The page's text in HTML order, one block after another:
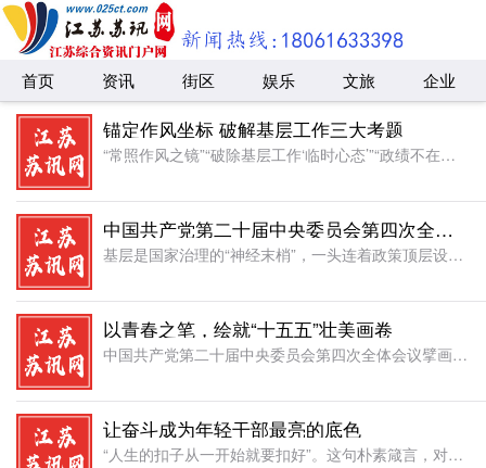
首页 资讯 街区 娱乐 文旅 企业
锚定作风坐标 破解基层工作三大考题
“常照作风之镜”“破除基层工作‘临时心态’”“政绩不在痕迹里”，这三个引发广泛共鸣的热点文章，精准戳中了当前基层治理中的痛点堵点。基层是政策落地的“最后一公里”，也是服务群众的“最先一公里”，能否答好
中国共产党第二十届中央委员会第四次全体会议擘画“十五五”蓝图，为中国未来五年发展指明方向。从“十四五”的稳健前行到“十五五”的全新启航，时代赋予青年党员干部新的使命与担当。他们当以青春之名，在“十五五”的征程中书写无愧于时代的精彩篇章。 怀理想之志，铸就信念“定盘星”。理想信念是青年党员干部的精神支柱和政治灵魂。“十四五”期间，面对复杂多变的国际形势和艰巨繁重的国内改革发展任务，无数青年党员干部凭借坚定的理想信念，冲锋在前，为脱贫攻坚、疫情防控等重大任务贡献力量，书写了壮丽的奋斗史诗。步入“十五五”，前
基层是国家治理的“神经末梢”，一头连着政策顶层设计，一头系着万千群众期盼。无论是乡村振兴的田野上，还是社区治理的街巷里，基层的治理效能直接关乎群众的幸福感、获得感。新时代推进治理现代化，必须牢牢扎根基
以青春之笔，绘就“十五五”壮美画卷
中国共产党第二十届中央委员会第四次全体会议擘画“十五五”蓝图，为中国未来五年发展指明方向。从“十四五”的稳健前行到“十五五”的全新启航，时代赋予青年党员干部新的使命与担当。他们当以青春之名，在“十五五
让奋斗成为年轻干部最亮的底色
“人生的扣子从一开始就要扣好”。这句朴素箴言，对于即将奔赴广阔天地的年轻干部而言，是照亮前程的灯塔，更是行稳致远的罗盘。第一粒扣子，不仅关乎个体生命的价值航向，更决定着未来执政骨干的政治底色与精神气质